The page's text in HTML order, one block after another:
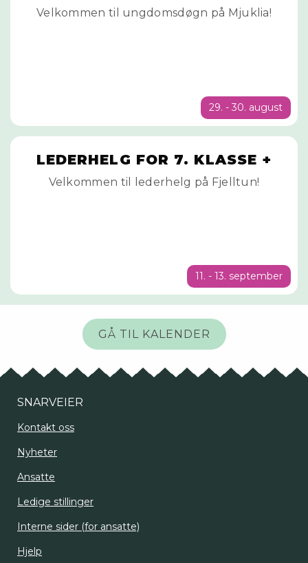
Velkommen til ungdomsdøgn på Mjuklia!
29. - 30. august
LEDERHELG FOR 7. KLASSE +
Velkommen til lederhelg på Fjelltun!
11. - 13. september
GÅ TIL KALENDER
SNARVEIER
Kontakt oss
Nyheter
Ansatte
Ledige stillinger
Interne sider (for ansatte)
Hjelp